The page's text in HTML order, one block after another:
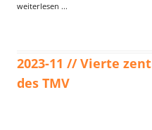
weiterlesen ...
2023-11 // Vierte
des TMV